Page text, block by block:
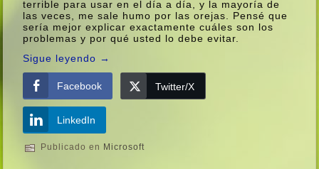
terrible para usar en el dí­a a dí­a, y la mayorí­a de
las veces, me sale humo por las orejas. Pensé que
serí­a mejor explicar exactamente cuáles son los
problemas y por qué usted lo debe evitar.
Sigue leyendo →
Facebook Twitter/X
LinkedIn
Publicado en Microsoft